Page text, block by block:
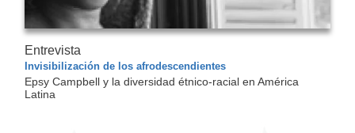
Entrevista
Invisibilización de los afrodescendientes
Epsy Campbell y la diversidad étnico-racial en América
Latina